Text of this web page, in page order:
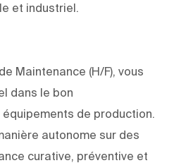
et industriel.
Maintenance (H/F), vous
dans le bon
de production.
autonome sur des
curative, préventive et